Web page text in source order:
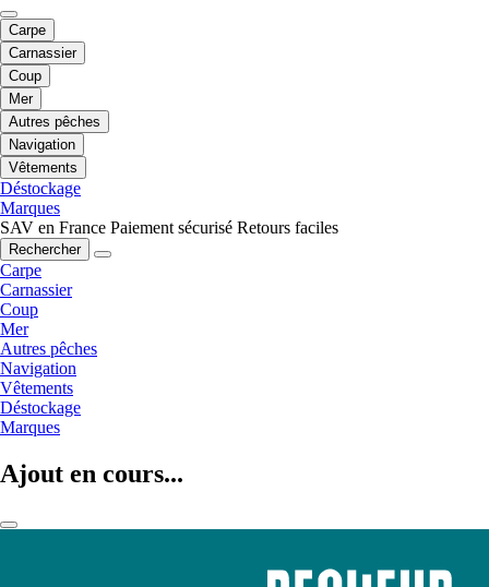
Carpe
Carnassier
Coup
Mer
Autres pêches
Navigation
Vêtements
Déstockage
Marques
SAV en France Paiement sécurisé Retours faciles
Rechercher
Carpe
Carnassier
Coup
Mer
Autres pêches
Navigation
Vêtements
Déstockage
Marques
Ajout en cours...